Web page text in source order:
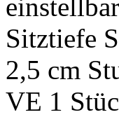
Sitztiefe
2,5 cm
VE 1